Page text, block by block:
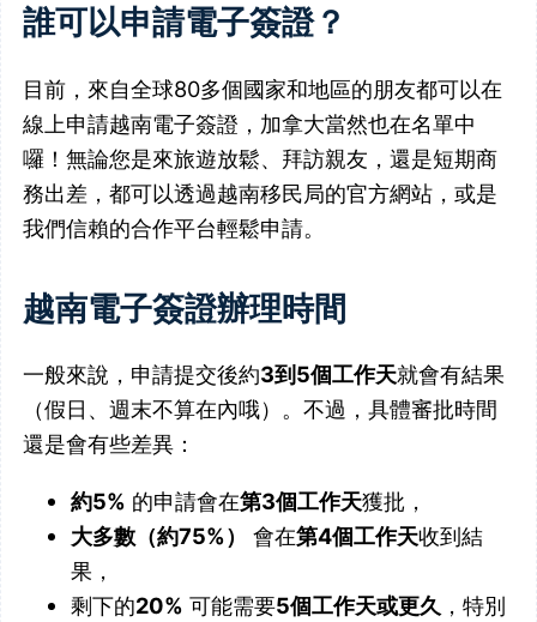
誰可以申請電子簽證？
目前，來自全球80多個國家和地區的朋友都可以在
線上申請越南電子簽證，加拿大當然也在名單中
囉！無論您是來旅遊放鬆、拜訪親友，還是短期商
務出差，都可以透過越南移民局的官方網站，或是
我們信賴的合作平台輕鬆申請。
越南電子簽證辦理時間
一般來說，申請提交後約3到5個工作天就會有結果
（假日、週末不算在內哦）。不過，具體審批時間
還是會有些差異：
約5% 的申請會在第3個工作天獲批，
大多數（約75%）
會在第4個工作天收到結
果，
剩下的20% 可能需要5個工作天或更久 ，特別